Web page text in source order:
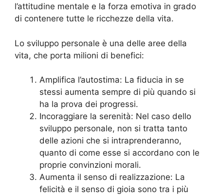
l’attitudine mentale e la forza emotiva in grado
di contenere tutte le ricchezze della vita.
Lo sviluppo personale è una delle aree della
vita, che porta milioni di benefici:
Amplifica l’autostima: La fiducia in se
stessi aumenta sempre di più quando si
ha la prova dei progressi.
Incoraggiare la serenità: Nel caso dello
sviluppo personale, non si tratta tanto
delle azioni che si intraprenderanno,
quanto di come esse si accordano con le
proprie convinzioni morali.
Aumenta il senso di realizzazione: La
felicità e il senso di gioia sono tra i più